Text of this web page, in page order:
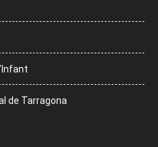
de Tarragona